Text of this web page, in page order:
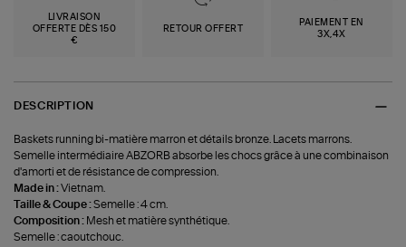
LIVRAISON
OFFERTE DÈS 150
€
RETOUR OFFERT
PAIEMENT EN
3X,4X
DESCRIPTION
Baskets running bi-matière marron et détails bronze. Lacets marrons.
Semelle intermédiaire ABZORB absorbe les chocs grâce à une combinaison
d'amorti et de résistance de compression.
Made in :Vietnam.
Taille & Coupe :Semelle : 4 cm.
Composition : Mesh et matière synthétique.
Semelle : caoutchouc.